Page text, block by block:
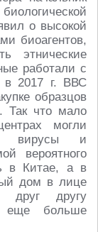
о высокой
биоагентов,
этнические
работали с
в 2017 г. ВВС
образцов
Так что мало
могли
вирусы и
вероятного
в Китае, а в
дом в лице
друг другу
еще больше